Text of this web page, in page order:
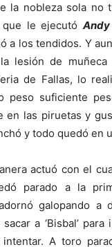
la nobleza sola no
que le ejecutó
a los tendidos. Y
lesión de
de Fallas, lo
peso suficiente
en las piruetas y
y todo quedó en
actuó con el
parado a la
adornó galopando a
a ‘Bisbal’
intentar. A toro